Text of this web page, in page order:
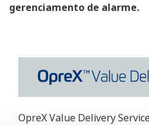
gerenciamento de alarme.
OpreX Value Delivery